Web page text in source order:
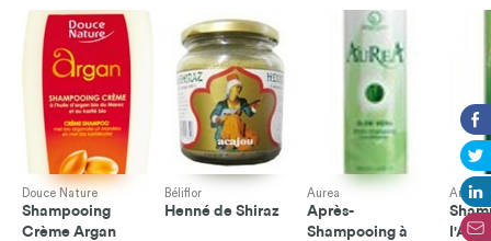
Douce Nature
Shampooing
Crème Argan
Béliflor
Henné de Shiraz
Aurea
Après-
Shampooing à
Aurea